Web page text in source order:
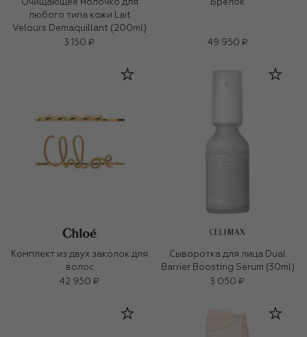
Очищающее молочко для
любого типа кожи Lait
Velours Demaquillant (200ml)
3 150 ₽
Брелок
49 950 ₽
Комплект из двух заколок для
волос
42 950 ₽
CELIMAX
Сыворотка для лица Dual
Barrier Boosting Serum (30ml)
3 050 ₽